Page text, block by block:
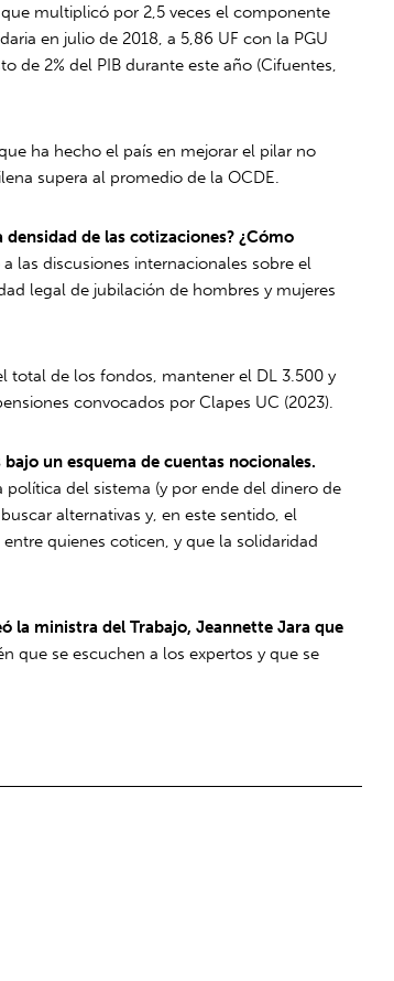
multiplicó por 2,5 veces el componente
en julio de 2018, a 5,86 UF con la PGU
de 2% del PIB durante este año (Cifuentes,
ha hecho el país en mejorar el pilar no
supera al promedio de la OCDE.
de las cotizaciones? ¿Cómo
las discusiones internacionales sobre el
legal de jubilación de hombres y mujeres
total de los fondos, mantener el DL 3.500 y
convocados por Clapes UC (2023).
un esquema de cuentas nocionales.
del sistema (y por ende del dinero de
alternativas y, en este sentido, el
quienes coticen, y que la solidaridad
la ministra del Trabajo, Jeannette Jara que
que se escuchen a los expertos y que se